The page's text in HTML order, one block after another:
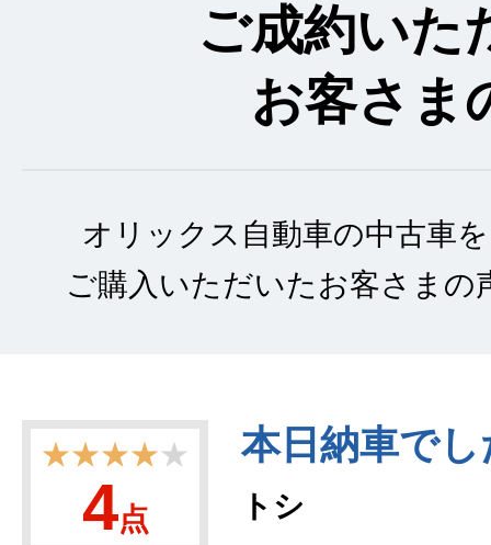
ご成約いた
お客さま
オリックス自動車の中古車
ご購入いただいたお客さまの
★★★★★
4点
本日納車でし
トシ